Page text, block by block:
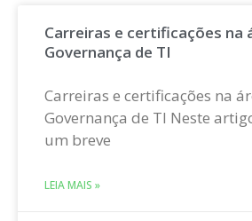
Carreiras e certificações na
Governança de TI
Carreiras e certificações na
Governança de TI Neste
um breve
LEIA MAIS »